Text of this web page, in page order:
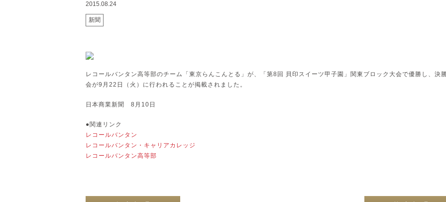
2015.08.24
新聞
レコールバンタン高等部のチーム「東京らんこんとる」が、「第8回 貝印スイーツ甲子園」関東ブロック大会で優勝し、決
会が9月22日（火）に行われることが掲載されました。
日本商業新聞 8月10日
●関連リンク
レコールバンタン
レコールバンタン・キャリアカレッジ
レコールバンタン高等部